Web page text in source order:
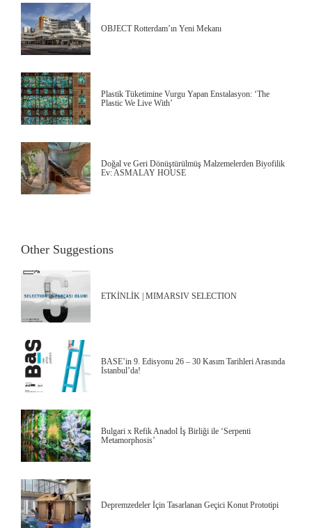
OBJECT Rotterdam’ın Yeni Mekanı
Plastik Tüketimine Vurgu Yapan Enstalasyon: ‘The
Plastic We Live With’
Doğal ve Geri Dönüştürülmüş Malzemelerden Biyofilik
Ev: ASMALAY HOUSE
Other Suggestions
ETKİNLİK | MIMARSIV SELECTION
BASE’in 9. Edisyonu 26 – 30 Kasım Tarihleri Arasında
İstanbul’da!
Bulgari x Refik Anadol İş Birliği ile ‘Serpenti
Metamorphosis’
Depremzedeler İçin Tasarlanan Geçici Konut Prototipi